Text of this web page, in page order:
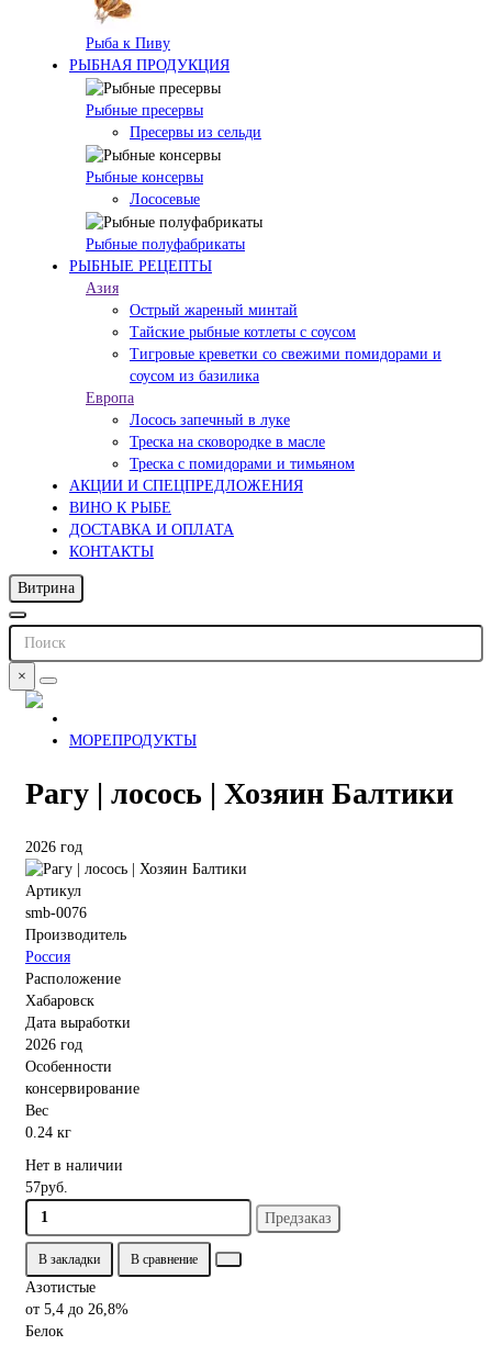
Рыба к Пиву
РЫБНАЯ ПРОДУКЦИЯ
Рыбные пресервы
Пресервы из сельди
Рыбные консервы
Лососевые
Рыбные полуфабрикаты
РЫБНЫЕ РЕЦЕПТЫ
Азия
Острый жареный минтай
Тайские рыбные котлеты с соусом
Тигровые креветки со свежими помидорами и
соусом из базилика
Европа
Лосось запечный в луке
Треска на сковородке в масле
Треска с помидорами и тимьяном
АКЦИИ И СПЕЦПРЕДЛОЖЕНИЯ
ВИНО К РЫБЕ
ДОСТАВКА И ОПЛАТА
КОНТАКТЫ
Витрина
×
МОРЕПРОДУКТЫ
Рагу | лосось | Хозяин Балтики
2026 год
Артикул
smb-0076
Производитель
Россия
Расположение
Хабаровск
Дата выработки
2026 год
Особенности
консервирование
Вес
0.24 кг
Нет в наличии
57руб.
Предзаказ
В закладки В сравнение
Азотистые
от 5,4 до 26,8%
Белок